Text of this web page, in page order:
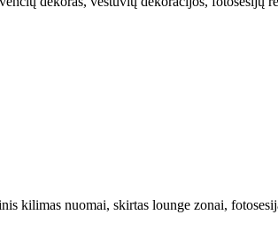
kilimas nuomai, skirtas lounge zonai,